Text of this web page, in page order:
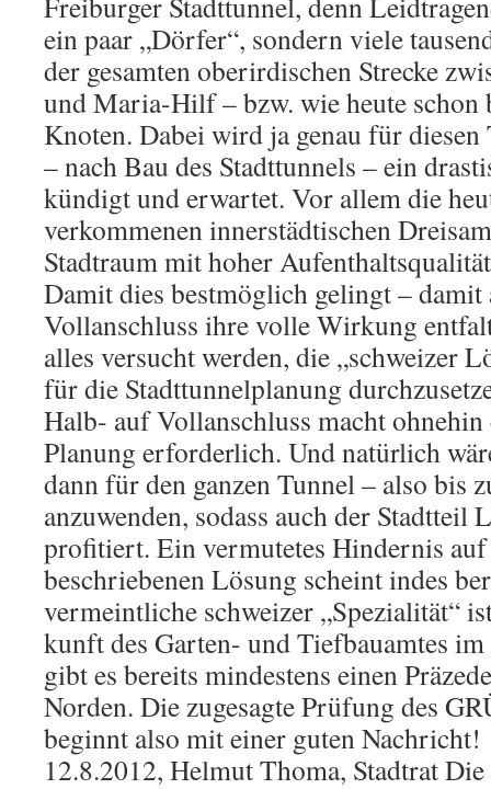
ein paar „Dör­fer“, sondern viele
der ge­sam­ten oberirdischen Strecke
und Maria-Hilf – bzw. wie heute schon
Knoten. Dabei wird ja genau für diesen
– nach Bau des Stadttunnels – ein
kün­digt und erwartet. Vor allem die
ver­komm­enen innerstädtischen
Stadt­raum mit hoher
Damit dies bestmöglich gelingt – damit
Voll­anschluss ihre volle Wirkung
alles versucht werden, die „schweizer
für die Stadttunnelplanung
Halb- auf Vollanschluss macht ohnehin
Planung erforderlich. Und natürlich
dann für den ganzen Tunnel – also bis
anzuwenden, sodass auch der Stadtteil
profitiert. Ein vermutetes Hindernis auf
beschriebenen Lösung scheint indes
ver­meint­liche schweizer „Spezialität“
kunft des Gar­ten- und Tiefbauamtes im
gibt es bereits min­destens einen
Norden. Die zu­gesagte Prüfung des
beginnt also mit einer guten Nachricht!
12.8.2012, Helmut Thoma, Stadtrat